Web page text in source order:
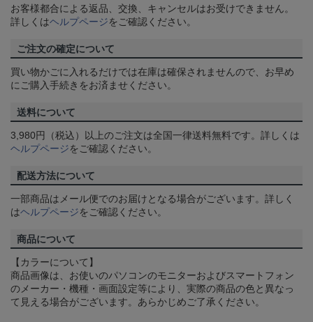
お客様都合による返品、交換、キャンセルはお受けできません。
詳しくはヘルプページをご確認ください。
ご注文の確定について
買い物かごに入れるだけでは在庫は確保されませんので、お早め
にご購入手続きをお済ませください。
送料について
3,980円（税込）以上のご注文は全国一律送料無料です。詳しくは
ヘルプページをご確認ください。
配送方法について
一部商品はメール便でのお届けとなる場合がございます。詳しく
はヘルプページをご確認ください。
商品について
【カラーについて】
商品画像は、お使いのパソコンのモニターおよびスマートフォン
のメーカー・機種・画面設定等により、実際の商品の色と異なっ
て見える場合がございます。あらかじめご了承ください。